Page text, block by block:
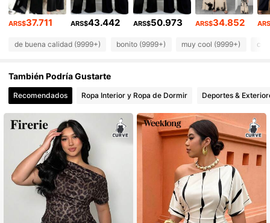
4,84 652K Seguidores
652K Seguidores
4,84 652K Seguidores
ARS$37.711 ARS$43.442 ARS$50.973 ARS$34.852
de buena calidad (9999+) bonito (9999+) muy cool (9999+)
También Podría Gustarte
Recomendados Ropa Interior y Ropa de Dormir Deportes &